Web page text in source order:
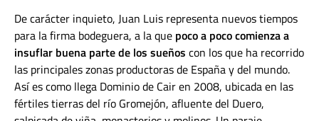
De carácter inquieto, Juan Luis representa nuevos tiempos
para la firma bodeguera, a la que poco a poco comienza a
insuflar buena parte de los sueños con los que ha recorrido
las principales zonas productoras de España y del mundo.
Así es como llega Dominio de Cair en 2008, ubicada en las
fértiles tierras del río Gromejón, afluente del Duero,